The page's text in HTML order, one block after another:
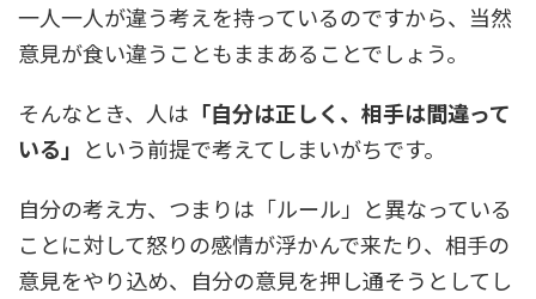
一人一人が違う考えを持っているのですから、当然
意見が食い違うこともままあることでしょう。
そんなとき、人は 「自分は正しく、相手は間違って
いる」 という前提で考えてしまいがちです。
自分の考え方、つまりは「ルール」と異なっている
ことに対して怒りの感情が浮かんで来たり、相手の
意見をやり込め、自分の意見を押し通そうとしてし